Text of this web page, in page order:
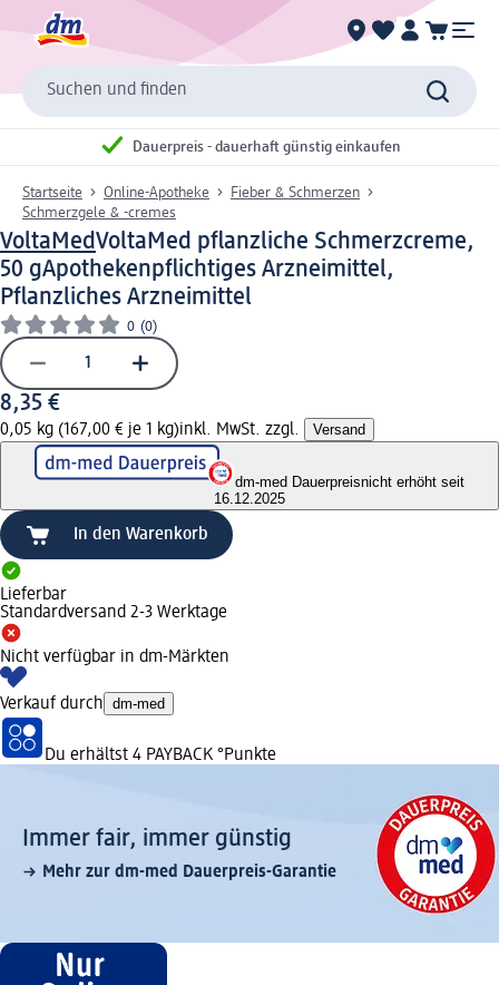
Suchen und finden
Dauerpreis - dauerhaft günstig einkaufen
Startseite Online-Apotheke
Fieber & Schmerzen
Schmerzgele & -cremes
VoltaMedVoltaMed pflanzliche Schmerzcreme,
50 gApothekenpflichtiges Arzneimittel,
Pflanzliches Arzneimittel
0 (0)
8,35 €
0,05 kg (167,00 € je 1 kg)inkl. MwSt. zzgl. Versand
dm-med Dauerpreisnicht erhöht seit
16.12.2025
In den Warenkorb
Lieferbar
Standardversand 2-3 Werktage
Nicht verfügbar in dm-Märkten
Verkauf durch dm-med
Du erhältst 4 PAYBACK °Punkte
Immer fair,­ immer günstig
Mehr zur dm-med Dauerpreis-Garantie